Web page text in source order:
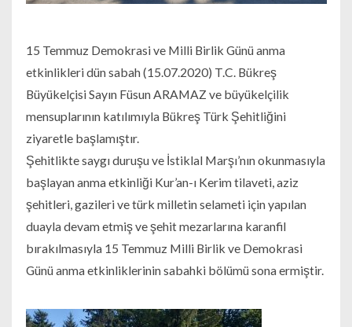
15 Temmuz Demokrasi ve Milli Birlik Günü anma
etkinlikleri dün sabah (15.07.2020) T.C. Bükreş
Büyükelçisi Sayın Füsun ARAMAZ ve büyükelçilik
mensuplarının katılımıyla Bükreş Türk Şehitliğini
ziyaretle başlamıştır.
Şehitlikte saygı duruşu ve İstiklal Marşı’nın okunmasıyla
başlayan anma etkinliği Kur’an-ı Kerim tilaveti, aziz
şehitleri, gazileri ve türk milletin selameti için yapılan
duayla devam etmiş ve şehit mezarlarına karanfil
bırakılmasıyla 15 Temmuz Milli Birlik ve Demokrasi
Günü anma etkinliklerinin sabahki bölümü sona ermiştir.